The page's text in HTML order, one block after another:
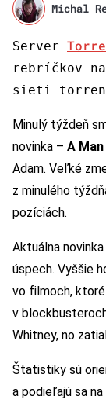
Michal
Server
rebríčkov
sieti
Minulý týždeň
novinka – A
Adam. Veľké
z minulého
pozíciách.
Aktuálna novinka
úspech. Vyššie
vo filmoch, ktoré
v
Whitney, no
Štatistiky sú
a podieľajú sa